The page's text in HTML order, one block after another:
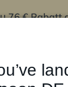
76 € Rabatt